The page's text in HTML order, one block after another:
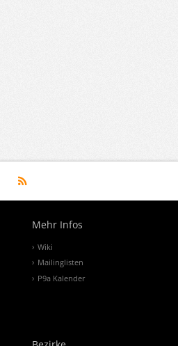
Mehr Infos
Wiki
Mailinglisten
P9a Kalender